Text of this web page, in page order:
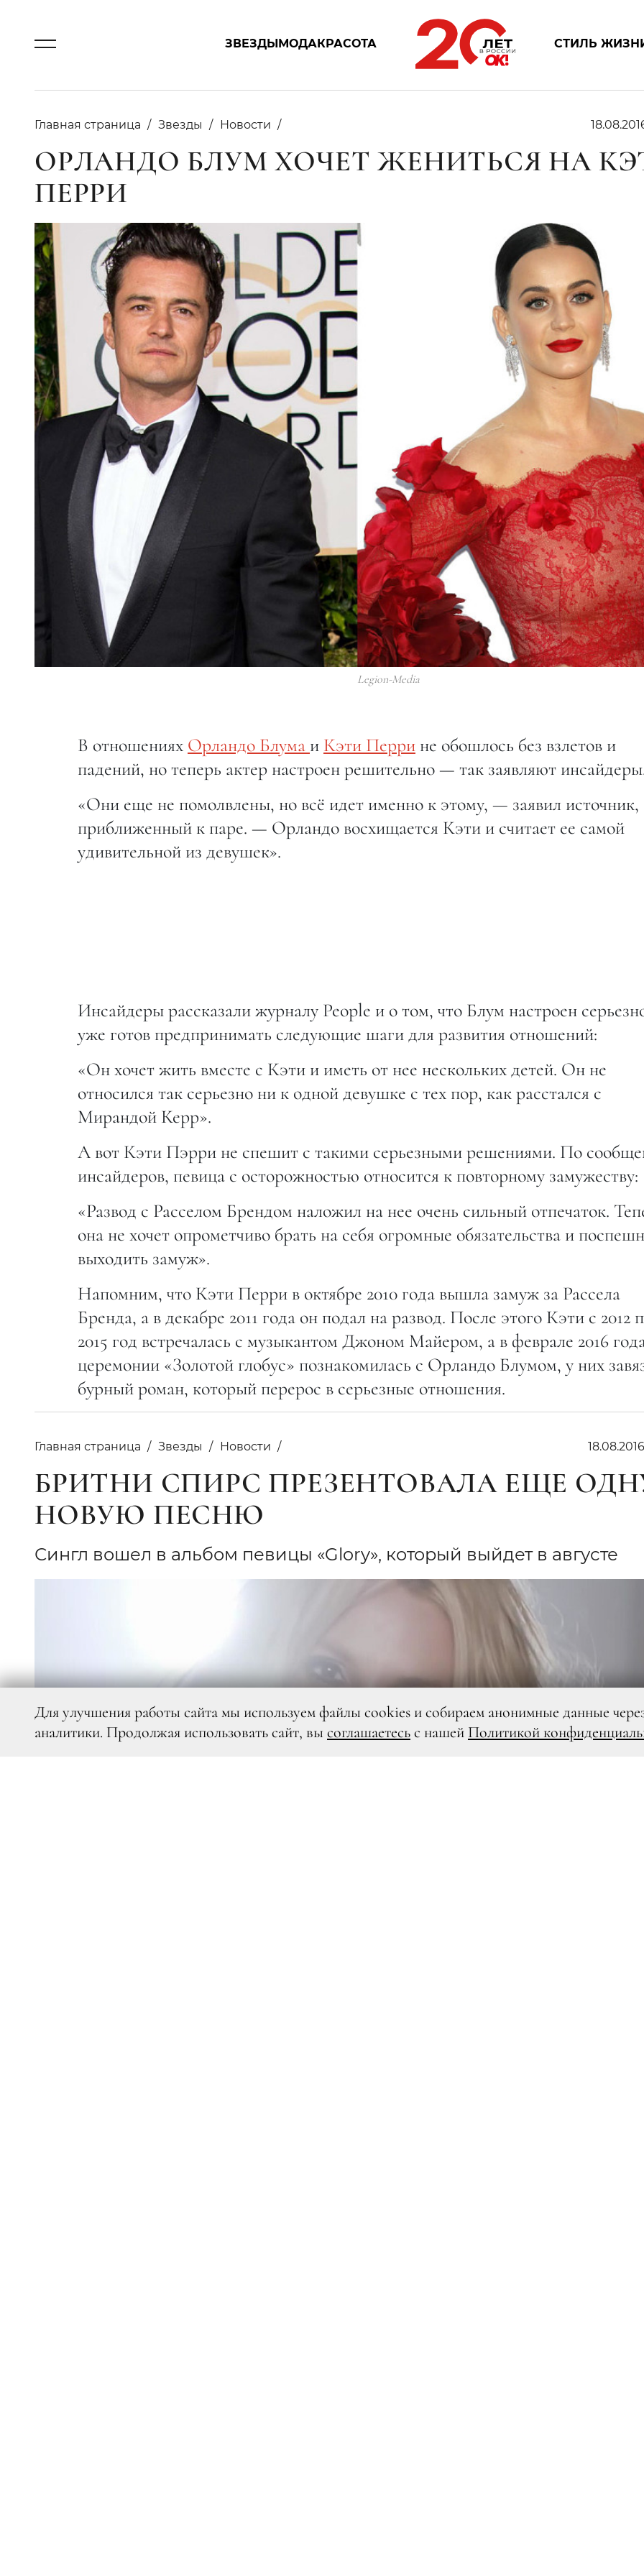
ЗВЕЗДЫМОДАКРАСОТА СТИЛЬ
Главная страница Звезды Новости
ОРЛАНДО БЛУМ ХОЧЕТ ЖЕНИТЬСЯ НА
ПЕРРИ
Legion-Media
В отношениях Орландо Блума и Кэти Перри не обошлось без взлетов и
падений, но теперь актер настроен решительно — так заявляют
«Они еще не помолвлены, но всё идет именно к этому, — заявил источник,
приближенный к паре. — Орландо восхищается Кэти и считает ее самой
удивительной из девушек».
Инсайдеры рассказали журналу People и о том, что Блум настроен
уже готов предпринимать следующие шаги для развития отношений:
«Он хочет жить вместе с Кэти и иметь от нее нескольких детей. Он не
относился так серьезно ни к одной девушке с тех пор, как расстался с
Мирандой Керр».
А вот Кэти Пэрри не спешит с такими серьезными решениями. По
инсайдеров, певица с осторожностью относится к повторному замужеству:
«Развод с Расселом Брендом наложил на нее очень сильный отпечаток.
она не хочет опрометчиво брать на себя огромные обязательства и
выходить замуж».
Напомним, что Кэти Перри в октябре 2010 года вышла замуж за Рассела
Бренда, а в декабре 2011 года он подал на развод. После этого Кэти с 2012
2015 год встречалась с музыкантом Джоном Майером, а в феврале 2016
церемонии «Золотой глобус» познакомилась с Орландо Блумом, у них
бурный роман, который перерос в серьезные отношения.
Главная страница Звезды Новости
БРИТНИ СПИРС ПРЕЗЕНТОВАЛА ЕЩЕ
НОВУЮ ПЕСНЮ
Сингл вошел в альбом певицы «Glory», который выйдет в августе
Для улучшения работы сайта мы используем файлы cookies и собираем анонимные данные
аналитики. Продолжая использовать сайт, вы соглашаетесьс нашей Политикой